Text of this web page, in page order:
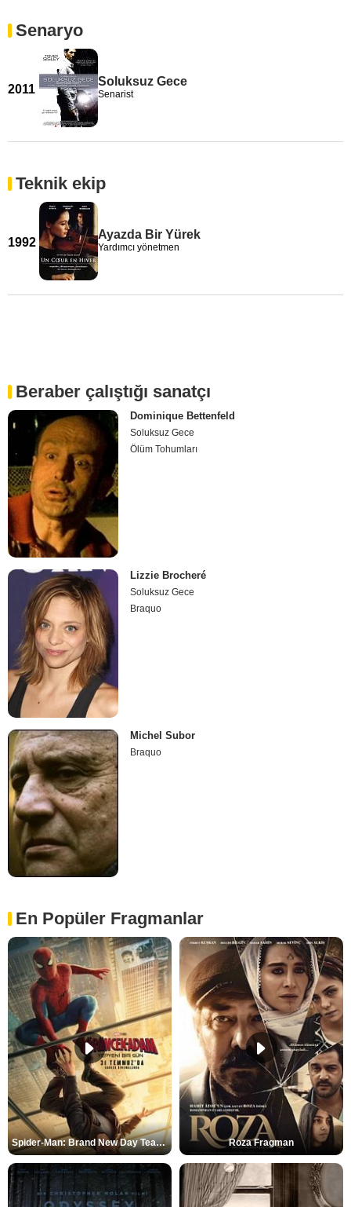
Senaryo
2011
Soluksuz Gece
Senarist
Teknik ekip
1992
Ayazda Bir Yürek
Yardımcı yönetmen
Beraber çalıştığı sanatçı
Dominique Bettenfeld
Soluksuz Gece
Ölüm Tohumları
Lizzie Brocheré
Soluksuz Gece
Braquo
Michel Subor
Braquo
En Popüler Fragmanlar
Spider-Man: Brand New Day Teaser Roza Fragman